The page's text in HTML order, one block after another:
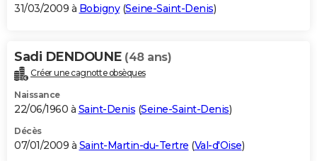
31/03/2009 à Bobigny(Seine-Saint-Denis)
Sadi DENDOUNE (48 ans)
Créer une cagnotte obsèques
Naissance
22/06/1960 à Saint-Denis (Seine-Saint-Denis)
Décès
07/01/2009 à Saint-Martin-du-Tertre (Val-d'Oise)